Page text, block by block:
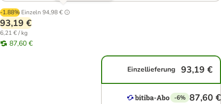
-1.88% Einzeln 94,98 €
93,19 €
6,21 € / kg
87,60 €
Einzellieferung 93,19 €
-6% 87,60 €